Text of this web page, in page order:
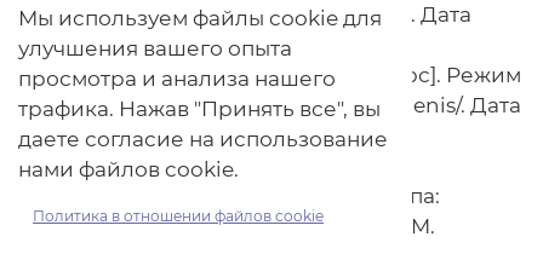
Режим доступа: daоfoods.com/about. Дата
доступа: 11.06.2021.
14. Ojah | History [Электронный ресурс]. Режим
доступа: оjah.eu/about-ojah/geschiedenis/. Дата
доступа: 11.06.2021.
15. Right Treat Wiki | Golden Foods
[Электронный ресурс]. Режим доступа:
gоlden.com/wiki/Right_Treat-99B6JAM.
Мы используем файлы cookie для
улучшения вашего опыта
просмотра и анализа нашего
трафика. Нажав "Принять все", вы
даете согласие на использование
нами файлов cookie.
Политика в отношении файлов cookie